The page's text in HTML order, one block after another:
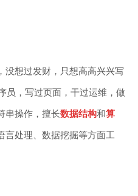
没想过发财，只想高高兴兴写
员，写过页面，干过运维，做
串操作，擅长数据结构和算
言处理、数据挖掘等方面工